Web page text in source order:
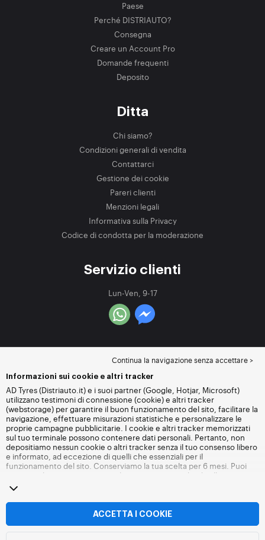
Paese
Perché DISTRIAUTO?
Consegna
Creare un Account Pro
Domande frequenti
Deposito
Ditta
Chi siamo?
Condizioni generali di vendita
Contattarci
Gestione dei cookie
Pareri clienti
Menzioni legali
Informativa sulla Privacy
Codice di condotta per la moderazione
Servizio clienti
Lun-Ven, 9-17
Continua la navigazione senza accettare >
Informazioni sui cookie e altri tracker
AD Tyres (Distriauto.it) e i suoi partner (Google, Hotjar, Microsoft)
utilizzano testimoni di connessione (cookie) e altri tracker
(webstorage) per garantire il buon funzionamento del sito, facilitare la
navigazione, effettuare misurazioni statistiche e personalizzare le
proprie campagne pubblicitarie. I cookie e altri tracker memorizzati
sul tuo terminale possono contenere dati personali. Pertanto, non
depositiamo nessun cookie o altri tracker senza il tuo consenso libero
e informato, ad eccezione di quelli che essenziali per il
funzionamento del sito. Conserviamo la tua scelta per 6 mesi. Puoi
revocare il tuo consenso in qualsiasi momento andando alla
dei cookie e altri tracker
senza accettare il deposito di cookie o altri tracker. Il rifiuto non
impedisce l'accesso ai servizi Distriauto.it. Per maggiori informazioni,
altri tracker .
ACCETTA I COOKIE